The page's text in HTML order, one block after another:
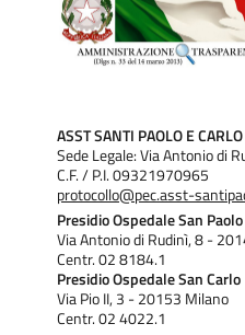
ASST SANTI PAOLO E CARLO
Sede Legale: Via Antonio di
C.F. / P.I. 09321970965
protocollo@pec.asst-
Presidio Ospedale San Paolo
Via Antonio di Rudinì, 8 -
Centr. 02 8184.1
Presidio Ospedale San Carlo
Via Pio II, 3 - 20153 Milano
Centr. 02 4022.1